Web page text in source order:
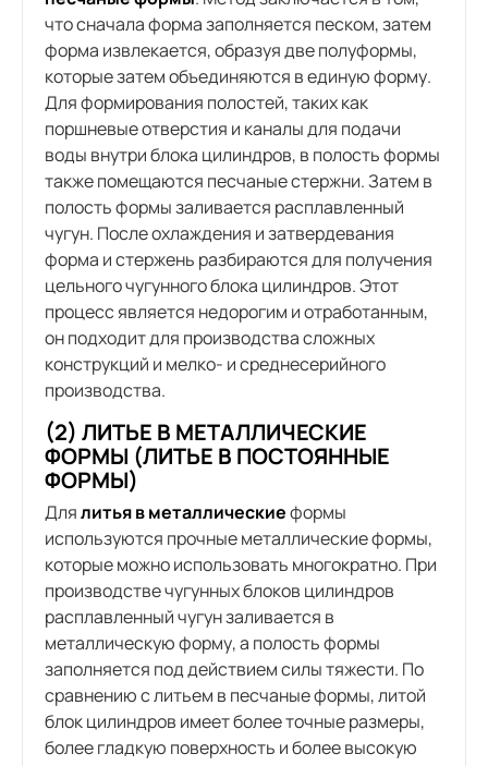
что сначала форма заполняется песком, затем
форма извлекается, образуя две полуформы,
которые затем объединяются в единую форму.
Для формирования полостей, таких как
поршневые отверстия и каналы для подачи
воды внутри блока цилиндров, в полость формы
также помещаются песчаные стержни. Затем в
полость формы заливается расплавленный
чугун. После охлаждения и затвердевания
форма и стержень разбираются для получения
цельного чугунного блока цилиндров. Этот
процесс является недорогим и отработанным,
он подходит для производства сложных
конструкций и мелко- и среднесерийного
производства.
(2) ЛИТЬЕ В МЕТАЛЛИЧЕСКИЕ
ФОРМЫ (ЛИТЬЕ В ПОСТОЯННЫЕ
ФОРМЫ)
Длялитья в металлическиеформы
используются прочные металлические формы,
которые можно использовать многократно. При
производстве чугунных блоков цилиндров
расплавленный чугун заливается в
металлическую форму, а полость формы
заполняется под действием силы тяжести. По
сравнению с литьем в песчаные формы, литой
блок цилиндров имеет более точные размеры,
более гладкую поверхность и более высокую